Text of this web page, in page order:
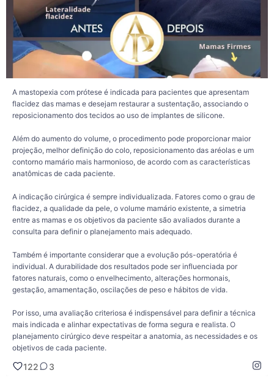
Por isso, uma avaliação criteriosa é indispensável para definir a técnica mais
indicada e alinhar expectativas de forma segura e realista. O planejamento
cirúrgico deve respeitar a anatomia, as necessidades e os objetivos de cada
paciente.
122 3
A mastopexia com prótese é indicada para pacientes que apresentam
flacidez das mamas e desejam restaurar a sustentação, associando o
reposicionamento dos tecidos ao uso de implantes de silicone.
Além do aumento do volume, o procedimento pode proporcionar maior
projeção, melhor definição do colo, reposicionamento das aréolas e um
contorno mamário mais harmonioso, de acordo com as características
anatômicas de cada paciente.
A indicação cirúrgica é sempre individualizada. Fatores como o grau de
flacidez, a qualidade da pele, o volume mamário existente, a simetria
entre as mamas e os objetivos da paciente são avaliados durante a
consulta para definir o planejamento mais adequado.
Também é importante considerar que a evolução pós-operatória é
individual. A durabilidade dos resultados pode ser influenciada por
fatores naturais, como o envelhecimento, alterações hormonais,
gestação, amamentação, oscilações de peso e hábitos de vida.
Por isso, uma avaliação criteriosa é indispensável para definir a técnica
mais indicada e alinhar expectativas de forma segura e realista. O
planejamento cirúrgico deve respeitar a anatomia, as necessidades e os
objetivos de cada paciente.
122 3
Dr. André Paese - Cirurgião Plástico. Membro da Sociedade Brasileira de